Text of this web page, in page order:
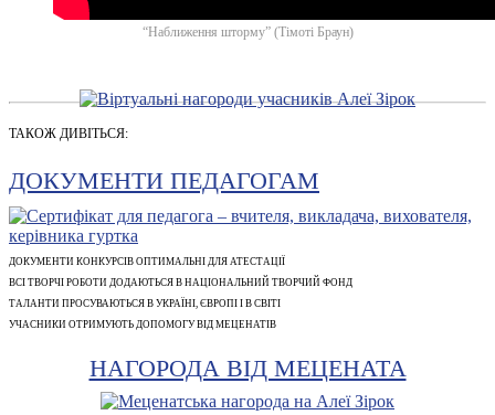
“Наближення шторму” (Тімоті Браун)
ТАКОЖ ДИВІТЬСЯ:
ДОКУМЕНТИ ПЕДАГОГАМ
ДОКУМЕНТИ КОНКУРСІВ ОПТИМАЛЬНІ ДЛЯ АТЕСТАЦІЇ
ВСІ ТВОРЧІ РОБОТИ ДОДАЮТЬСЯ В НАЦІОНАЛЬНИЙ ТВОРЧИЙ ФОНД
ТАЛАНТИ ПРОСУВАЮТЬСЯ В УКРАЇНІ, ЄВРОПІ І В СВІТІ
УЧАСНИКИ ОТРИМУЮТЬ ДОПОМОГУ ВІД МЕЦЕНАТІВ
НАГОРОДА ВІД МЕЦЕНАТА